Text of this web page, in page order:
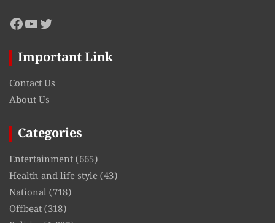
Facebook
YouTube
Twitter
Important Link
Contact Us
About Us
Categories
Entertainment(665)
Health and life style(43)
National(718)
Offbeat(318)